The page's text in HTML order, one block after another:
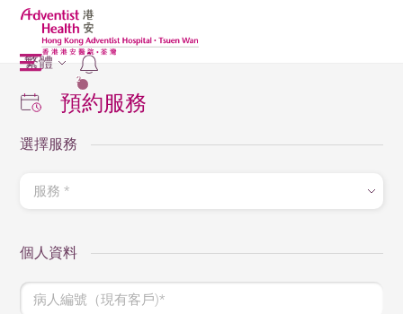
2
繁體
預約服務
選擇服務
服務 *
個人資料
病人編號（現有客戶)*